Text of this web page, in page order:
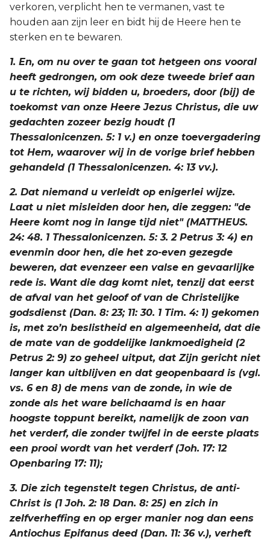
verkoren, verplicht hen te vermanen, vast te
houden aan zijn leer en bidt hij de Heere hen te
sterken en te bewaren.
1. En, om nu over te gaan tot hetgeen ons vooral
heeft gedrongen, om ook deze tweede brief aan
u te richten, wij bidden u, broeders, door (bij) de
toekomst van onze Heere Jezus Christus, die uw
gedachten zozeer bezig houdt (1
Thessalonicenzen. 5: 1 v.) en onze toevergadering
tot Hem, waarover wij in de vorige brief hebben
gehandeld (1 Thessalonicenzen. 4: 13 vv.).
2. Dat niemand u verleidt op enigerlei wijze.
Laat u niet misleiden door hen, die zeggen: "de
Heere komt nog in lange tijd niet" (MATTHEUS.
24: 48. 1 Thessalonicenzen. 5: 3. 2 Petrus 3: 4) en
evenmin door hen, die het zo-even gezegde
beweren, dat evenzeer een valse en gevaarlijke
rede is. Want die dag komt niet, tenzij dat eerst
de afval van het geloof of van de Christelijke
godsdienst (Dan. 8: 23; 11: 30. 1 Tim. 4: 1) gekomen
is, met zo’n beslistheid en algemeenheid, dat die
de mate van de goddelijke lankmoedigheid (2
Petrus 2: 9) zo geheel uitput, dat Zijn gericht niet
langer kan uitblijven en dat geopenbaard is (vgl.
vs. 6 en 8) de mens van de zonde, in wie de
zonde als het ware belichaamd is en haar
hoogste toppunt bereikt, namelijk de zoon van
het verderf, die zonder twijfel in de eerste plaats
een prooi wordt van het verderf (Joh. 17: 12
Openbaring 17: 11);
3. Die zich tegenstelt tegen Christus, de anti-
Christ is (1 Joh. 2: 18 Dan. 8: 25) en zich in
zelfverheffing en op erger manier nog dan eens
Antiochus Epifanus deed (Dan. 11: 36 v.), verheft